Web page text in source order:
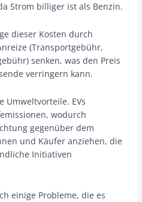
Strom billiger ist als Benzin.
dieser Kosten durch
(Transportgebühr,
senken, was den Preis
verringern kann.
Umweltvorteile. EVs
wodurch
gegenüber dem
und Käufer anziehen, die
Initiativen
einige Probleme, die es